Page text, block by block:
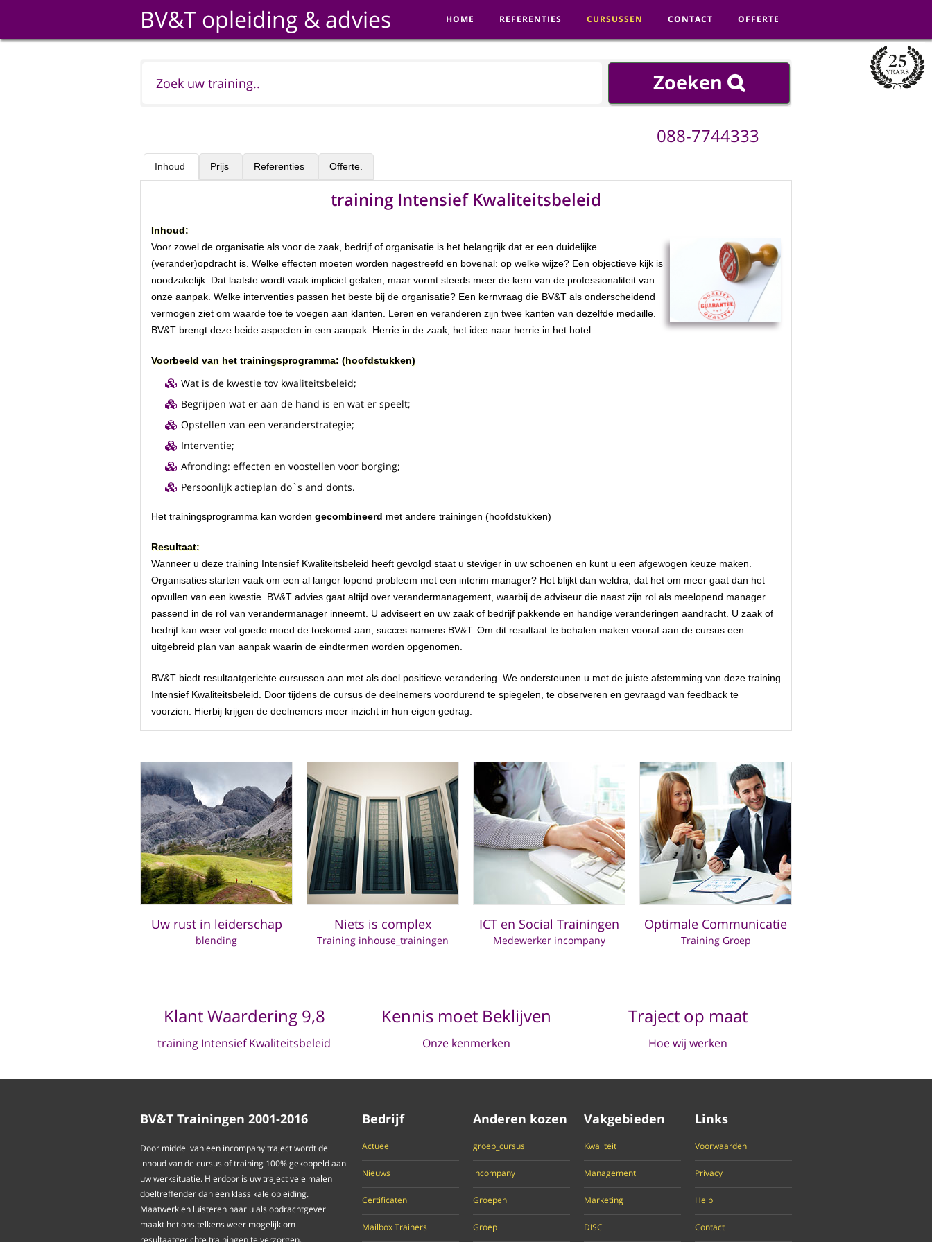
BV&T opleiding & advies HOME REFERENTIES CURSUSSEN CONTACT OFFERTE
088-7744333
Inhoud Prijs Referenties Offerte.
training Intensief Kwaliteitsbeleid
Inhoud:
Voor zowel de organisatie als voor de zaak, bedrijf of organisatie is het belangrijk dat er een duidelijke
(verander)opdracht is. Welke effecten moeten worden nagestreefd en bovenal: op welke wijze? Een objectieve kijk is
noodzakelijk. Dat laatste wordt vaak impliciet gelaten, maar vormt steeds meer de kern van de professionaliteit van
onze aanpak. Welke interventies passen het beste bij de organisatie? Een kernvraag die BV&T als onderscheidend
vermogen ziet om waarde toe te voegen aan klanten. Leren en veranderen zijn twee kanten van dezelfde medaille.
BV&T brengt deze beide aspecten in een aanpak. Herrie in de zaak; het idee naar herrie in het hotel.
Voorbeeld van het trainingsprogramma: (hoofdstukken)
Wat is de kwestie tov kwaliteitsbeleid;
Begrijpen wat er aan de hand is en wat er speelt;
Opstellen van een veranderstrategie;
Interventie;
Afronding: effecten en voostellen voor borging;
Persoonlijk actieplan do`s and donts.
Het trainingsprogramma kan worden gecombineerd met andere trainingen (hoofdstukken)
Resultaat:
Wanneer u deze training Intensief Kwaliteitsbeleid heeft gevolgd staat u steviger in uw schoenen en kunt u een afgewogen keuze maken.
Organisaties starten vaak om een al langer lopend probleem met een interim manager? Het blijkt dan weldra, dat het om meer gaat dan het
opvullen van een kwestie. BV&T advies gaat altijd over verandermanagement, waarbij de adviseur die naast zijn rol als meelopend manager
passend in de rol van verandermanager inneemt. U adviseert en uw zaak of bedrijf pakkende en handige veranderingen aandracht. U zaak of
bedrijf kan weer vol goede moed de toekomst aan, succes namens BV&T. Om dit resultaat te behalen maken vooraf aan de cursus een
uitgebreid plan van aanpak waarin de eindtermen worden opgenomen.
BV&T biedt resultaatgerichte cursussen aan met als doel positieve verandering. We ondersteunen u met de juiste afstemming van deze training
Intensief Kwaliteitsbeleid. Door tijdens de cursus de deelnemers voordurend te spiegelen, te observeren en gevraagd van feedback te
voorzien. Hierbij krijgen de deelnemers meer inzicht in hun eigen gedrag.
Uw rust in leiderschap
blending
Niets is complex
Training inhouse_trainingen
ICT en Social Trainingen
Medewerker incompany
Optimale Communicatie
Training Groep
Klant Waardering 9,8
training Intensief Kwaliteitsbeleid
Kennis moet Beklijven
Onze kenmerken
Traject op maat
Hoe wij werken
BV&T Trainingen 2001-2016
Door middel van een incompany traject wordt de
inhoud van de cursus of training 100% gekoppeld aan
uw werksituatie. Hierdoor is uw traject vele malen
doeltreffender dan een klassikale opleiding.
Maatwerk en luisteren naar u als opdrachtgever
maakt het ons telkens weer mogelijk om
resultaatgerichte trainingen te verzorgen.
Bedrijf
Actueel
Nieuws
Certificaten
Mailbox Trainers
Anderen kozen
groep_cursus
incompany
Groepen
Groep
Vakgebieden
Kwaliteit
Management
Marketing
DISC
Links
Voorwaarden
Privacy
Help
Contact